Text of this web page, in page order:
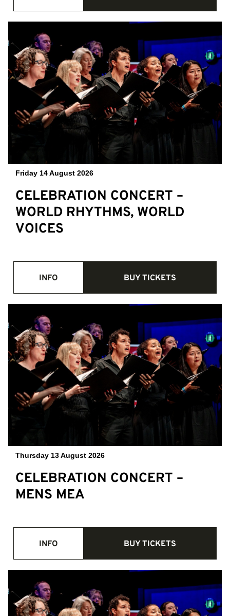
Friday 14 August 2026
CELEBRATION CONCERT –
WORLD RHYTHMS, WORLD
VOICES
INFO BUY TICKETS
Thursday 13 August 2026
CELEBRATION CONCERT –
MENS MEA
INFO BUY TICKETS